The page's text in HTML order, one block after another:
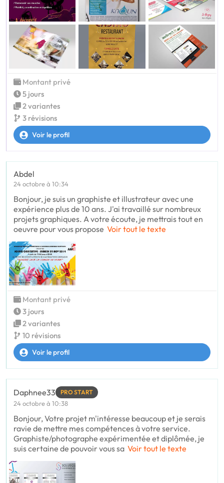
Montant privé
5 jours
2 variantes
3 révisions
Voir le profil
Abdel
24 octobre à 10:34
Bonjour, je suis un graphiste et illustrateur avec une
expérience plus de 10 ans. J'ai travaillé sur nombreux
projets graphiques. A votre écoute, je mettrais tout en
oeuvre pour vous propose Voir tout le texte
Montant privé
3 jours
2 variantes
10 révisions
Voir le profil
Daphnee33 PRO START
24 octobre à 10:38
Bonjour, Votre projet m'intéresse beaucoup et je serais
ravie de mettre mes compétences à votre service.
Graphiste/photographe expérimentée et diplômée, je
suis certaine de pouvoir vous sa Voir tout le texte